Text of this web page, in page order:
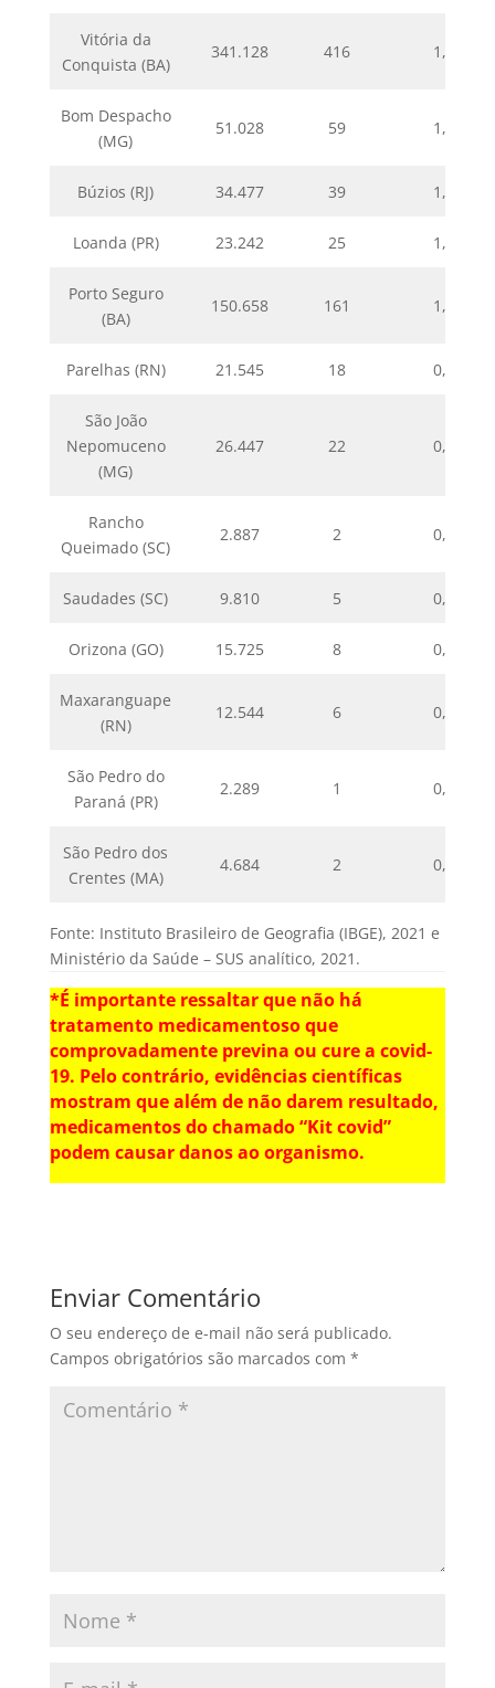
Vitória da
Conquista (BA)
341.128 416 1,22
Bom Despacho
(MG)
51.028 59 1,16
Búzios (RJ) 34.477 39 1,13
Loanda (PR) 23.242 25 1,08
Porto Seguro
(BA)
150.658 161 1,07
Parelhas (RN) 21.545 18 0,84
São João
Nepomuceno
(MG)
26.447 22 0,83
Rancho
Queimado (SC)
2.887 2 0,69
Saudades (SC) 9.810 5 0,51
Orizona (GO) 15.725 8 0,51
Maxaranguape
(RN)
12.544 6 0,48
São Pedro do
Paraná (PR)
2.289 1 0,44
São Pedro dos
Crentes (MA)
4.684 2 0,43
Fonte: Instituto Brasileiro de Geografia (IBGE), 2021 e
Ministério da Saúde – SUS analítico, 2021.
*É importante ressaltar que não há
tratamento medicamentoso que
comprovadamente previna ou cure a covid-
19. Pelo contrário, evidências científicas
mostram que além de não darem resultado,
medicamentos do chamado “Kit covid”
podem causar danos ao organismo.
Enviar Comentário
O seu endereço de e-mail não será publicado.
Campos obrigatórios são marcados com *